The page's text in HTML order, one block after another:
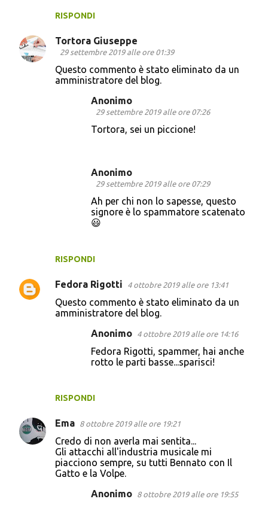
RISPONDI
Tortora Giuseppe
29 settembre 2019 alle ore 01:39
Questo commento è stato eliminato da un
amministratore del blog.
RISPONDI
Anonimo
29 settembre 2019 alle ore 07:26
Tortora, sei un piccione!
Anonimo
29 settembre 2019 alle ore 07:29
Ah per chi non lo sapesse, questo
signore è lo spammatore scatenato
😃
Fedora Rigotti 4 ottobre 2019 alle ore 13:41
Questo commento è stato eliminato da un
amministratore del blog.
RISPONDI
Anonimo 4 ottobre 2019 alle ore 14:16
Fedora Rigotti, spammer, hai anche
rotto le parti basse...sparisci!
Ema 8 ottobre 2019 alle ore 19:21
Credo di non averla mai sentita...
Gli attacchi all'industria musicale mi
piacciono sempre, su tutti Bennato con Il
Gatto e la Volpe.
Anonimo 8 ottobre 2019 alle ore 19:55